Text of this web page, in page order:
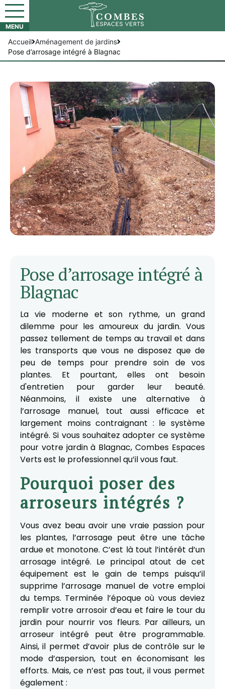
Accueil Aménagement de jardins
Pose d’arrosage intégré à Blagnac
Pose d’arrosage intégré à
Blagnac
La vie moderne et son rythme, un grand
dilemme pour les amoureux du jardin. Vous
passez tellement de temps au travail et dans
les transports que vous ne disposez que de
peu de temps pour prendre soin de vos
plantes. Et pourtant, elles ont besoin
d'entretien pour garder leur beauté.
Néanmoins, il existe une alternative à
l’arrosage manuel, tout aussi efficace et
largement moins contraignant : le système
intégré. Si vous souhaitez adopter ce système
pour votre jardin à Blagnac, Combes Espaces
Verts est le professionnel qu’il vous faut.
Pourquoi poser des
arroseurs intégrés ?
Vous avez beau avoir une vraie passion pour
les plantes, l’arrosage peut être une tâche
ardue et monotone. C’est là tout l’intérêt d’un
arrosage intégré. Le principal atout de cet
équipement est le gain de temps puisqu’il
supprime l’arrosage manuel de votre emploi
du temps. Terminée l’époque où vous deviez
remplir votre arrosoir d’eau et faire le tour du
jardin pour nourrir vos fleurs. Par ailleurs, un
arroseur intégré peut être programmable.
Ainsi, il permet d’avoir plus de contrôle sur le
mode d’aspersion, tout en économisant les
efforts. Mais, ce n’est pas tout, il vous permet
également :